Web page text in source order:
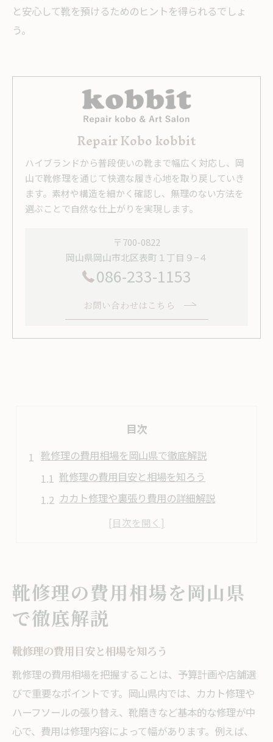
と安心して靴を預けるためのヒントを得られるでしょ
う。
Repair Kobo kobbit
ハイブランドから普段使いの靴まで幅広く対応し、岡
山で靴修理を通じて快適な履き心地を取り戻していき
ます。素材や構造を細かく確認し、無理のない方法を
選ぶことで自然な仕上がりを実現します。
〒700-0822
岡山県岡山市北区表町１丁目９−４
086-233-1153
お問い合わせはこちら
目次
靴修理の費用相場を岡山県で徹底解説
靴修理の費用目安と相場を知ろう
カカト修理や裏張り費用の詳細解説
岡山県内の靴修理費用比較ポイント
カカト修理やソールの料金目安とは
カカト修理の料金相場と修理内容の違い
ハーフソール・裏張りの靴修理費用を比較
靴修理でカカト・ソール交換時の注意点
口コミで評判の靴修理店の修理料金とは
岡山県の靴修理店で多いカカト修理費用例
岡山県で靴修理を安く済ませる方法
靴修理の費用を抑えるための選び方
靴修理の費用相場を岡山県
で徹底解説
靴修理の費用目安と相場を知ろう
靴修理の費用相場を把握することは、予算計画や店舗選
びで重要なポイントです。岡山県内では、カカト修理や
ハーフソールの張り替え、靴磨きなど基本的な修理が中
心で、費用は修理内容によって幅があります。例えば、